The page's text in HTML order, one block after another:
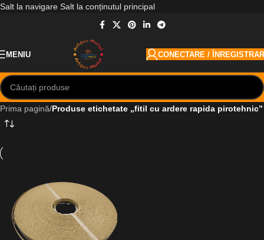
Salt la navigare Salt la conținutul principal
MENIU CONECTARE /
Prima pagină/Produse etichetate „fitil cu ardere rapida pirotehnic”